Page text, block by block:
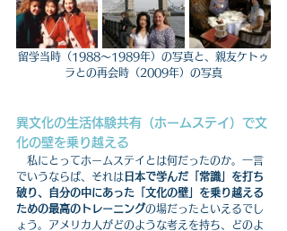
留学当時（1988～1989年）の写真と、親友ケトゥ
ラとの再会時（2009年）の写真
異文化の生活体験共有（ホームステイ）で文
化の壁を乗り越える
私にとってホームステイとは何だったのか。一言
でいうならば、それは 日本で学んだ「常識」を打ち
破り、自分の中にあった「文化の壁」を乗り越える
ための最高のトレーニングの場だったといえるでし
ょう。アメリカ人がどのような考えを持ち、どのよ